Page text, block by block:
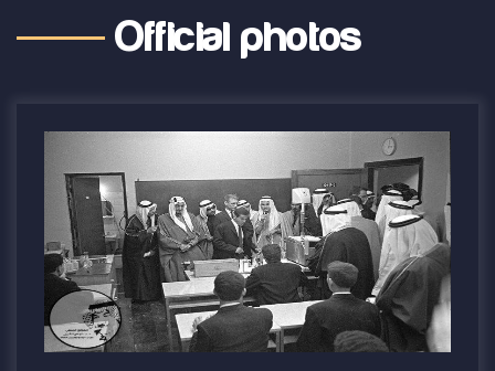
Official photos